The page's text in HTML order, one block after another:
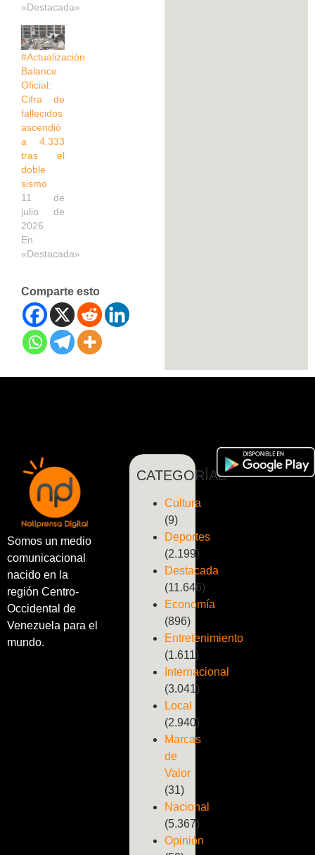
«Destacada»
#Actualización
Balance
Oficial:
Cifra de
fallecidos
ascendió
a 4.333
tras el
doble
sismo
11 de
julio de
2026
En
«Destacada»
Comparte esto
Somos un medio
comunicacional
nacido en la
región Centro-
Occidental de
Venezuela para el
mundo.
CATEGORÍAS
Cultura
(9)
Deportes
(2.199)
Destacada
(11.646)
Economía
(896)
Entretenimiento
(1.611)
Internacional
(3.041)
Local
(2.940)
Marcas
de
Valor
(31)
Nacional
(5.367)
Opinión